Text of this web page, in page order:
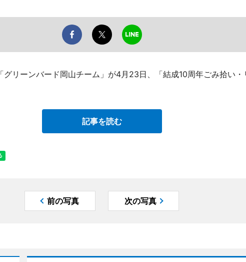
グリーンバード岡山チーム」が4月23日、「結成10周年ごみ拾い・
記事を読む
前の写真 次の写真